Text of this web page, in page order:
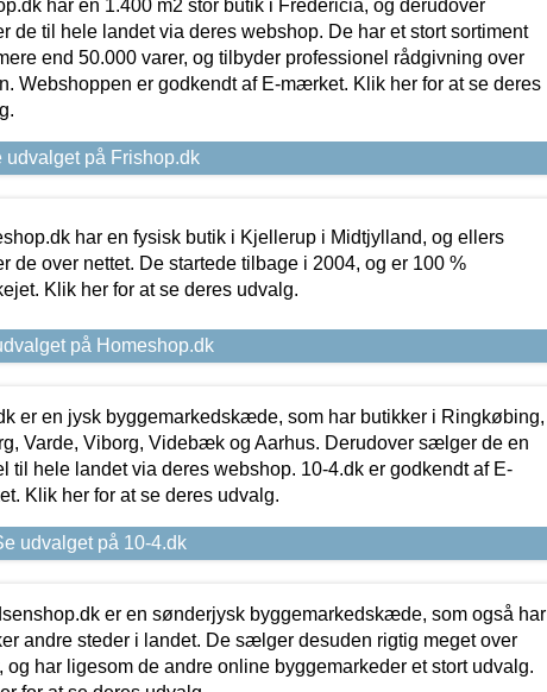
har en 1.400 m2 stor butik i Fredericia, og derudover
de til hele landet via deres webshop. De har et stort sortiment
end 50.000 varer, og tilbyder professionel rådgivning over
Webshoppen er godkendt af E-mærket. Klik her for at se deres
udvalget på Frishop.dk
har en fysisk butik i Kjellerup i Midtjylland, og ellers
de over nettet. De startede tilbage i 2004, og er 100 %
Klik her for at se deres udvalg.
på Homeshop.dk
er en jysk byggemarkedskæde, som har butikker i Ringkøbing,
Varde, Viborg, Videbæk og Aarhus. Derudover sælger de en
til hele landet via deres webshop. 10-4.dk er godkendt af E-
Klik her for at se deres udvalg.
udvalget på 10-4.dk
er en sønderjysk byggemarkedskæde, som også har
andre steder i landet. De sælger desuden rigtig meget over
og har ligesom de andre online byggemarkeder et stort udvalg.